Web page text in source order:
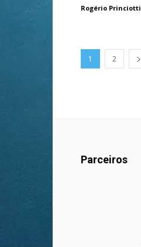
Rogério Princiotti
1 2
Parceiros